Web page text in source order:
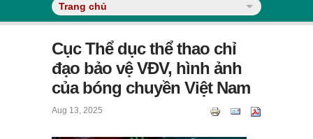
Cục Thể dục thể thao chỉ
đạo bảo vệ VĐV, hình ảnh
của bóng chuyền Việt Nam
Aug 13, 2025